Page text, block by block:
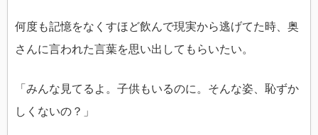
何度も記憶をなくすほど飲んで現実から逃げてた時、奥
さんに言われた言葉を思い出してもらいたい。
「みんな見てるよ。子供もいるのに。そんな姿、恥ずか
しくないの？」